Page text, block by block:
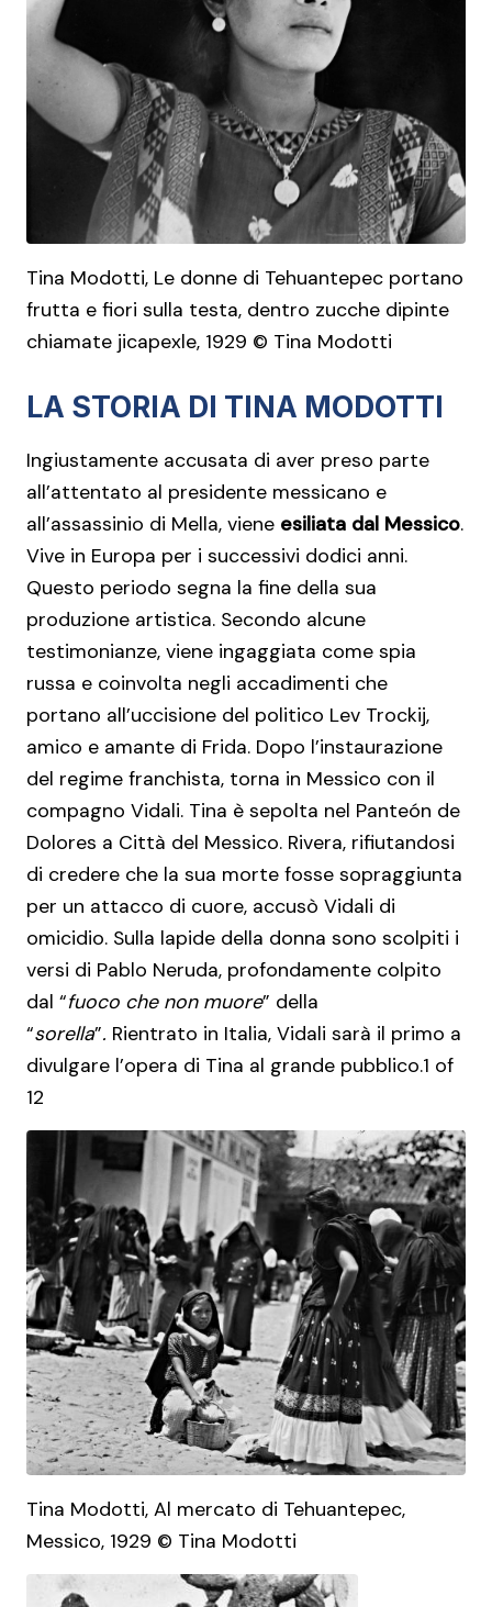
Tina Modotti, Le donne di Tehuantepec portano
frutta e fiori sulla testa, dentro zucche dipinte
chiamate jicapexle, 1929 © Tina Modotti
LA STORIA DI TINA MODOTTI
Ingiustamente accusata di aver preso parte
all’attentato al presidente messicano e
all’assassinio di Mella, viene esiliata dal Messico.
Vive in Europa per i successivi dodici anni.
Questo periodo segna la fine della sua
produzione artistica. Secondo alcune
testimonianze, viene ingaggiata come spia
russa e coinvolta negli accadimenti che
portano all’uccisione del politico Lev Trockij,
amico e amante di Frida. Dopo l’instaurazione
del regime franchista, torna in Messico con il
compagno Vidali. Tina è sepolta nel Panteón de
Dolores a Città del Messico. Rivera, rifiutandosi
di credere che la sua morte fosse sopraggiunta
per un attacco di cuore, accusò Vidali di
omicidio. Sulla lapide della donna sono scolpiti i
versi di Pablo Neruda, profondamente colpito
dal “fuoco che non muore” della
“sorella”. Rientrato in Italia, Vidali sarà il primo a
divulgare l’opera di Tina al grande pubblico.1 of
12
Tina Modotti, Al mercato di Tehuantepec,
Messico, 1929 © Tina Modotti